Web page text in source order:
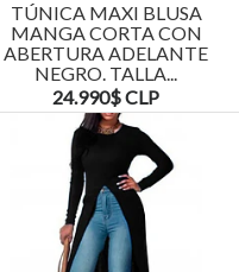
TÚNICA MAXI BLUSA
MANGA CORTA CON
ABERTURA ADELANTE
NEGRO. TALLA...
24.990$ CLP